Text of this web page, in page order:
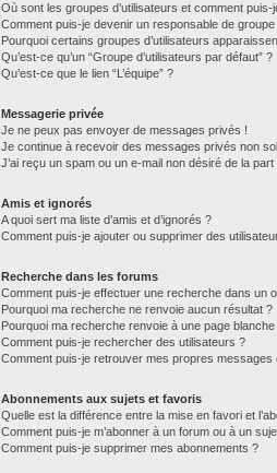
Où sont les groupes d’utilisateurs et comment puis-
Comment puis-je devenir un responsable de groupe
Pourquoi certains groupes d’utilisateurs
Qu’est-ce qu’un “Groupe d’utilisateurs par défaut” ?
Qu’est-ce que le lien “L’équipe” ?
Messagerie privée
Je ne peux pas envoyer de messages privés !
Je continue à recevoir des messages privés non
J’ai reçu un spam ou un e-mail non désiré de la
Amis et ignorés
A quoi sert ma liste d’amis et d’ignorés ?
Comment puis-je ajouter ou supprimer des
Recherche dans les forums
Comment puis-je effectuer une recherche dans un
Pourquoi ma recherche ne renvoie aucun résultat ?
Pourquoi ma recherche renvoie à une page blanche
Comment puis-je rechercher des utilisateurs ?
Comment puis-je retrouver mes propres messages
Abonnements aux sujets et favoris
Quelle est la différence entre la mise en favori et
Comment puis-je m’abonner à un forum ou à un
Comment puis-je supprimer mes abonnements ?